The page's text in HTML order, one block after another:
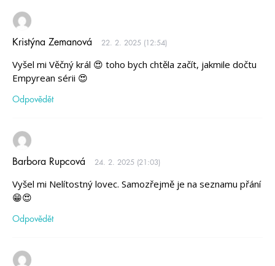
Kristýna Zemanová 22. 2. 2025 (12:54)
Vyšel mi Věčný král 😍 toho bych chtěla začít, jakmile dočtu
Empyrean sérii 😍
Odpovědět
Barbora Rupcová 24. 2. 2025 (21:03)
Vyšel mi Nelítostný lovec. Samozřejmě je na seznamu přání
😁😍
Odpovědět